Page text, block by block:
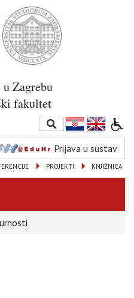
Zagrebu
fakultet
Prijava u sustav
KNJIŽNICA
PROJEKTI